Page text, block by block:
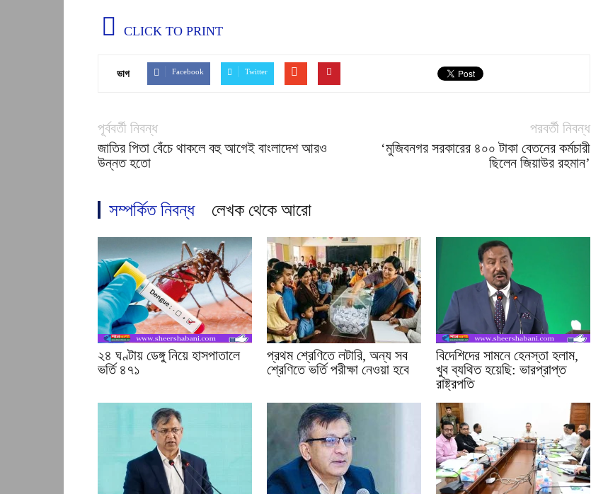
CLICK TO PRINT
ভাগ Facebook Twitter
পূর্ববর্তী নিবন্ধ
জাতির পিতা বেঁচে থাকলে বহু আগেই বাংলাদেশ আরও
উন্নত হতো
পরবর্তী নিবন্ধ
‘মুজিবনগর সরকারের ৪০০ টাকা বেতনের কর্মচারী
ছিলেন জিয়াউর রহমান’
সম্পর্কিত নিবন্ধ লেখক থেকে আরো
২৪ ঘণ্টায় ডেঙ্গু নিয়ে হাসপাতালে
ভর্তি ৪৭১
প্রথম শ্রেণিতে লটারি, অন্য সব
শ্রেণিতে ভর্তি পরীক্ষা নেওয়া হবে
বিদেশিদের সামনে হেনস্তা হলাম,
খুব ব্যথিত হয়েছি: ভারপ্রাপ্ত
রাষ্ট্রপতি